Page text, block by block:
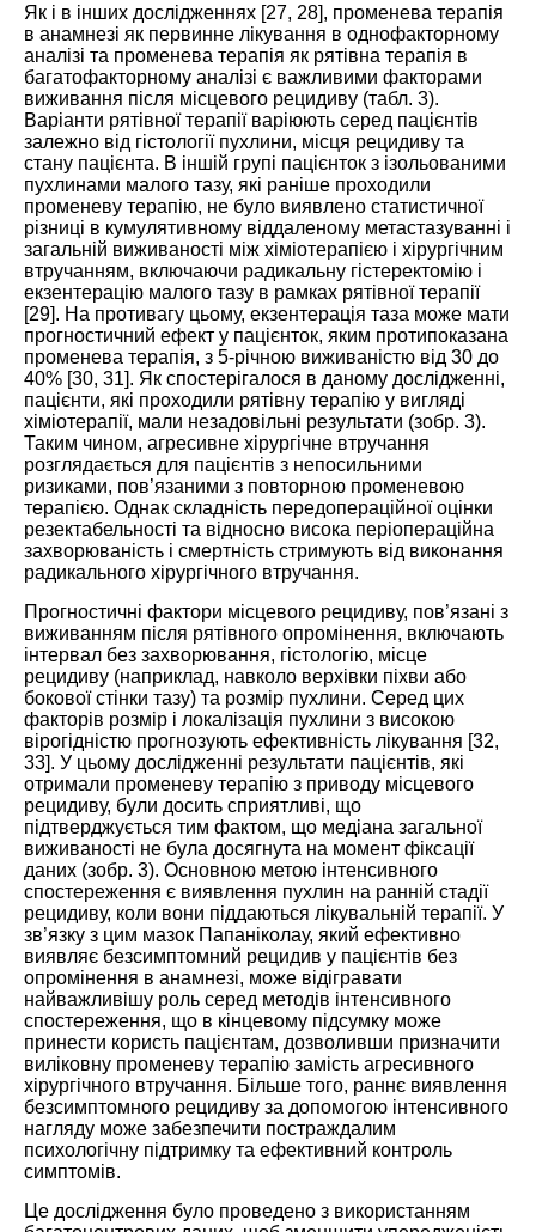
Як і в інших дослідженнях [27, 28], променева терапія
в анамнезі як первинне лікування в однофакторному
аналізі та променева терапія як рятівна терапія в
багатофакторному аналізі є важливими факторами
виживання після місцевого рецидиву (табл. 3).
Варіанти рятівної терапії варіюють серед пацієнтів
залежно від гістології пухлини, місця рецидиву та
стану пацієнта. В іншій групі пацієнток з ізольованими
пухлинами малого тазу, які раніше проходили
променеву терапію, не було виявлено статистичної
різниці в кумулятивному віддаленому метастазуванні і
загальній виживаності між хіміотерапією і хірургічним
втручанням, включаючи радикальну гістеректомію і
екзентерацію малого тазу в рамках рятівної терапії
[29]. На противагу цьому, екзентерація таза може мати
прогностичний ефект у пацієнток, яким протипоказана
променева терапія, з 5-річною виживаністю від 30 до
40% [30, 31]. Як спостерігалося в даному дослідженні,
пацієнти, які проходили рятівну терапію у вигляді
хіміотерапії, мали незадовільні результати (зобр. 3).
Таким чином, агресивне хірургічне втручання
розглядається для пацієнтів з непосильними
ризиками, пов’язаними з повторною променевою
терапією. Однак складність передопераційної оцінки
резектабельності та відносно висока періопераційна
захворюваність і смертність стримують від виконання
радикального хірургічного втручання.
Прогностичні фактори місцевого рецидиву, пов’язані з
виживанням після рятівного опромінення, включають
інтервал без захворювання, гістологію, місце
рецидиву (наприклад, навколо верхівки піхви або
бокової стінки тазу) та розмір пухлини. Серед цих
факторів розмір і локалізація пухлини з високою
вірогідністю прогнозують ефективність лікування [32,
33]. У цьому дослідженні результати пацієнтів, які
отримали променеву терапію з приводу місцевого
рецидиву, були досить сприятливі, що
підтверджується тим фактом, що медіана загальної
виживаності не була досягнута на момент фіксації
даних (зобр. 3). Основною метою інтенсивного
спостереження є виявлення пухлин на ранній стадії
рецидиву, коли вони піддаються лікувальній терапії. У
зв’язку з цим мазок Папаніколау, який ефективно
виявляє безсимптомний рецидив у пацієнтів без
опромінення в анамнезі, може відігравати
найважливішу роль серед методів інтенсивного
спостереження, що в кінцевому підсумку може
принести користь пацієнтам, дозволивши призначити
виліковну променеву терапію замість агресивного
хірургічного втручання. Більше того, раннє виявлення
безсимптомного рецидиву за допомогою інтенсивного
нагляду може забезпечити постраждалим
психологічну підтримку та ефективний контроль
симптомів.
Це дослідження було проведено з використанням